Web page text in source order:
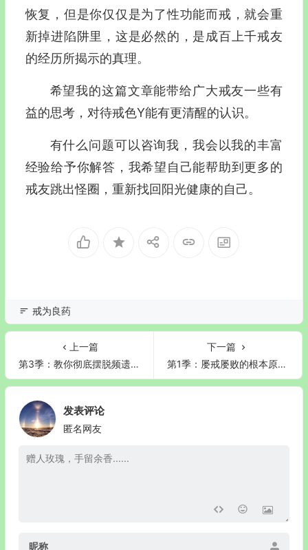
恢复，但是你仅仅是为了性功能而戒，就会重
新掉进陷阱里，这是必然的，是成百上千戒友
的经历所揭示的真理。
希望我的这篇文章能带给广大戒友一些有
益的思考，对待戒色Y能有更清醒的认识。
有什么问题可以咨询我，我会以我的丰富
经验给予你解答，我希望自己能帮助到更多的
戒友跳出怪圈，重新找回阳光健康的自己。
戒为良药
上一篇
第3季：教你彻底摆脱频遗的烦恼
下一篇
第1季：屡戒屡败的根本原因——洗脑不彻底
发表评论
匿名网友
昵称